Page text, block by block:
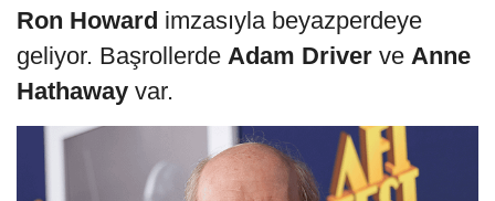
Ron Howard imzasıyla beyazperdeye
geliyor. Başrollerde Adam Driver ve Anne
Hathaway var.